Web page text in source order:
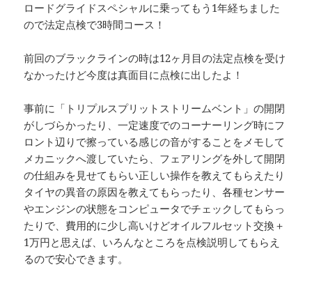
ロードグライドスペシャルに乗ってもう1年経ちました
ので法定点検で3時間コース！
前回のブラックラインの時は12ヶ月目の法定点検を受け
なかったけど今度は真面目に点検に出したよ！
事前に「トリプルスプリットストリームベント」の開閉
がしづらかったり、一定速度でのコーナーリング時にフ
ロント辺りで擦っている感じの音がすることをメモして
メカニックへ渡していたら、フェアリングを外して開閉
の仕組みを見せてもらい正しい操作を教えてもらえたり
タイヤの異音の原因を教えてもらったり、各種センサー
やエンジンの状態をコンピュータでチェックしてもらっ
たりで、費用的に少し高いけどオイルフルセット交換＋
1万円と思えば、いろんなところを点検説明してもらえ
るので安心できます。